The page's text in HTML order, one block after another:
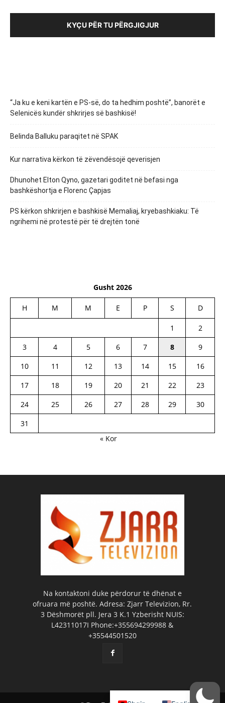
KYÇU PËR TU PËRGJIGJUR
“Ja ku e keni kartën e PS-së, do ta hedhim poshtë”, banorët e
Selenicës kundër shkrirjes së bashkisë!
Belinda Balluku paraqitet në SPAK
Kur narrativa kërkon të zëvendësojë qeverisjen
Dhunohet Elton Qyno, gazetari goditet në befasi nga
bashkëshortja e Florenc Çapjas
PS kërkon shkrirjen e bashkisë Memaliaj, kryebashkiaku: Të
ngrihemi në protestë për të drejtën tonë
Gusht 2026
H M M E P S D
1
2
3
4 5 6 7 8
9
10
11 12 13 14 15
16
17
18 19 20 21 22
23
24
25 26 27 28 29
30
31
« Kor
Na kontaktoni duke përdorur të dhënat e
ofruara më poshtë. Adresa: Zjarr Televizion, Rr.
3 Dëshmorët pll. Jera 3 K.1 Yzberisht NUIS:
L42311017I Phone:+355694299988 &
+35544501520